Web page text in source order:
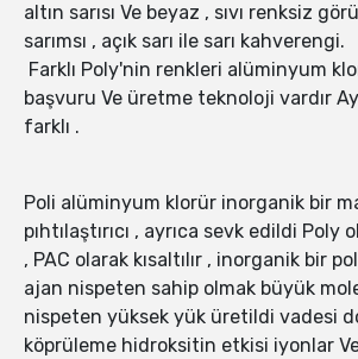
altın sarısı Ve beyaz , sıvı renksiz
sarımsı , açık sarı ile sarı kahverengi.
Farklı Poly'nin renkleri alüminyum
başvuru Ve üretme teknoloji vardır
farklı .
Poli alüminyum klorür inorganik bir
pıhtılaştırıcı , ayrıca sevk edildi
, PAC olarak kısaltılır , inorganik bir
ajan nispeten sahip olmak büyük
nispeten yüksek yük üretildi vadesi
köprüleme hidroksitin etkisi iyonlar